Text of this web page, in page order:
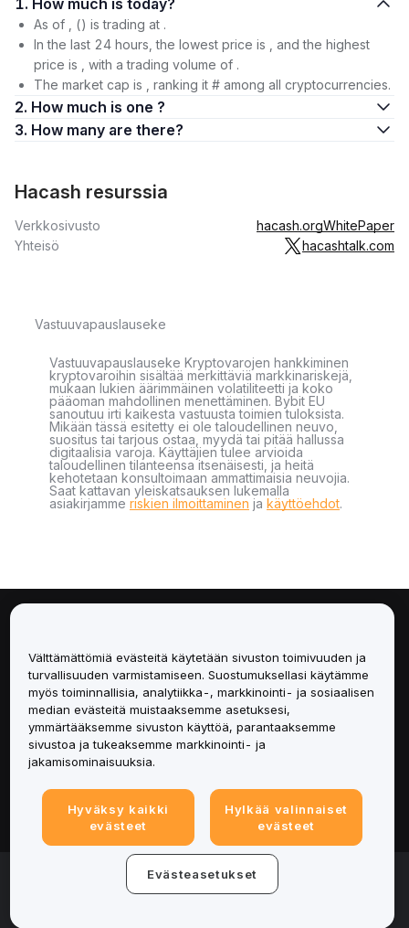
1. How much is today?
As of , () is trading at .
In the last 24 hours, the lowest price is , and the highest
price is , with a trading volume of .
The market cap is , ranking it # among all cryptocurrencies.
2. How much is one ?
3. How many are there?
Hacash resurssia
Verkkosivusto hacash.orgWhitePaper
Yhteisö
hacashtalk.com
Vastuuvapauslauseke
Vastuuvapauslauseke Kryptovarojen hankkiminen
kryptovaroihin sisältää merkittäviä markkinariskejä,
mukaan lukien äärimmäinen volatiliteetti ja koko
pääoman mahdollinen menettäminen. Bybit EU
sanoutuu irti kaikesta vastuusta toimien tuloksista.
Mikään tässä esitetty ei ole taloudellinen neuvo,
suositus tai tarjous ostaa, myydä tai pitää hallussa
digitaalisia varoja. Käyttäjien tulee arvioida
taloudellinen tilanteensa itsenäisesti, ja heitä
kehotetaan konsultoimaan ammattimaisia neuvojia.
Saat kattavan yleiskatsauksen lukemalla
asiakirjamme riskien ilmoittaminen ja käyttöehdot.
Palvelut
Tuki
Tuotteet
Lakiasiat
© 2025-2026 Bybit.eu. All rights reserved.
Välttämättömiä evästeitä käytetään sivuston toimivuuden ja
turvallisuuden varmistamiseen. Suostumuksellasi käytämme
myös toiminnallisia, analytiikka-, markkinointi- ja sosiaalisen
median evästeitä muistaaksemme asetuksesi,
ymmärtääksemme sivuston käyttöä, parantaaksemme
sivustoa ja tukeaksemme markkinointi- ja
jakamisominaisuuksia.
Hyväksy kaikki
evästeet
Hylkää valinnaiset
evästeet
Evästeasetukset